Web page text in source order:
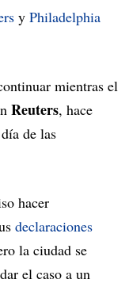
y Philadelphia
mientras el
Reuters, hace
de las
hacer
declaraciones
la ciudad se
el caso a un